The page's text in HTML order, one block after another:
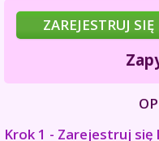
ZAREJESTRUJ SIĘ
Krok 1 - Zarejestruj